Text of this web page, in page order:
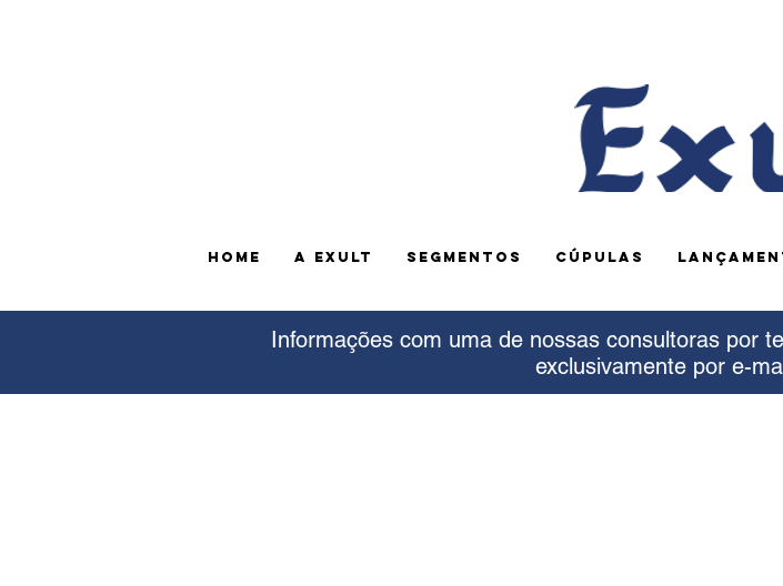
HOME A EXULT SEGMENTOS CÚPULAS
Informações com uma de nossas consultoras por
exclusivamente por e-